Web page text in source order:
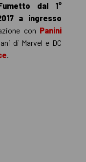
dal 1°
a ingresso
con Panini
di Marvel e DC
.